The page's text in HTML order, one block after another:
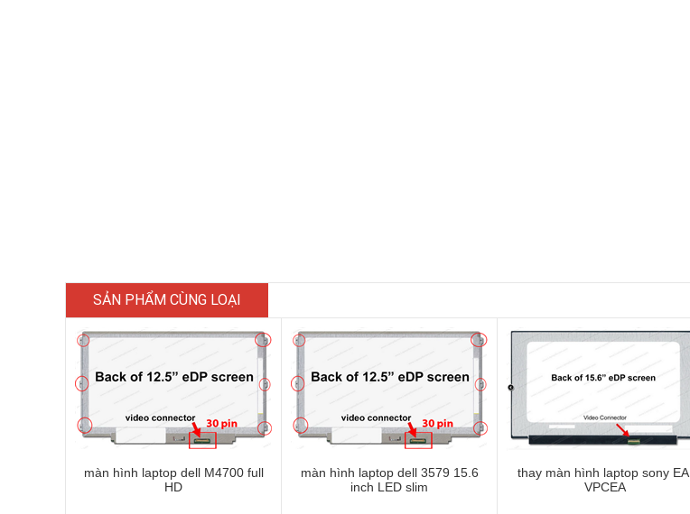
SẢN PHẨM CÙNG LOẠI
màn hình laptop dell M4700 full
HD
màn hình laptop dell 3579 15.6
inch LED slim
thay màn hình laptop sony EA,
VPCEA